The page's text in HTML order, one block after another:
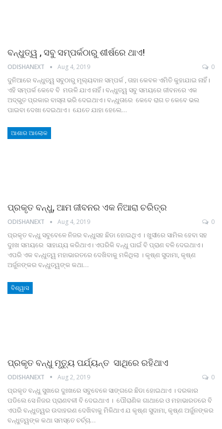
ବନ୍ଧୁତ୍ୱ , ସବୁ ସମ୍ପର୍କଠାରୁ ଶୀର୍ଷରେ ଥାଏ!
ODISHANEXT Aug 4, 2019 0
ଦୁନିଆରେ ବନ୍ଧୁତ୍ୱ ସବୁଠାରୁ ମୂଲ୍ୟବାନ ସମ୍ପର୍କ , ତାହା କେବଳ ଏମିତି କୁହାଯାଇ ନାହିଁ।
ଏହି ସମ୍ପର୍କ କେବେ ବି ମଉଳି ଯାଏ ନାହିଁ। ବନ୍ଧୁତ୍ୱ ସବୁ ସମୟରେ ଜୀବନରେ ଏକ
ଅଦ୍ଭୁତ ପ୍ରକାର ବାସ୍ନା ଭରି ଦେଇଥାଏ। ବନ୍ଧୁତାରେ କେବେ ରାଗ ତ କେବେ ଭଲ
ପାଇବା ଦେଖା ଦେଇଥାଏ। ଯେତେ ଯାହା ହେଲେ…
ଆଶାର ଆଲୋକ
ପ୍ରକୃତ ବନ୍ଧୁ, ଆମ ଜୀବନର ଏକ ନିଆରା ଚରିତ୍ର
ODISHANEXT Aug 4, 2019 0
ପ୍ରକୃତ ବନ୍ଧୁ ସବୁବେଳେ ନିଜର ବନ୍ଧୁସହ ଛିଡା ହୋଇଥିଏ । ଖୁସୀରେ ସାମିଲ ହେବା ସହ
ଦୁଃଖ ସମୟରେ ସାହାଯ୍ୟ କରିଥାଏ। ଏପରିକି ବନ୍ଧୁ ପାଇଁ ବି ପ୍ରାଣ ବଳି ଦେଇଥାଏ।
ଏପରି ଏକ ବନ୍ଧୁତ୍ୱ ମହାଭାରତରେ ଦେଖିବାକୁ ମଳିଥିଲା । କୃଷ୍ଣ ସୁଦାମା, କୃଷ୍ଣ
ଅର୍ଜୁନଙ୍କର ବନ୍ଧୁତ୍ୱଙ୍କ କଥା…
ବିଶ୍ୱାସ
ପ୍ରକୃତ ବନ୍ଧୁ ମୃତ୍ୟୁ ପର୍ଯ୍ୟନ୍ତ ସାଥିରେ ରହିଥାଏ
ODISHANEXT Aug 2, 2019 0
ପ୍ରକୃତ ବନ୍ଧୁ ସୁଖରେ ଦୁଃଖରେ ସବୁବେଳେ ସାଙ୍ଗରେ ଛିଡା ହୋଇଥାଏ । ଦରକାର
ପଡିଲେ ସେ ନିଜର ପ୍ରାଣବଳୀ ବି ଦେଇଥାଏ । ପୌରାଣିକ ଗାଥାରେ ଓ ମହାଭାରତରେ ବି
ଏପରି ବନ୍ଧୁତ୍ୱର ଉଦାହରଣ ଦେଖିବାକୁ ମିଳିଥାଏ ଯ କୃଷ୍ଣ ସୁଦାମା, କୃଷ୍ଣ ଅର୍ଜୁନଙ୍କର
ବନ୍ଧୁତ୍ୱଙ୍କ କଥା ସମସ୍ତେ ଚର୍ଚ୍ଚା…